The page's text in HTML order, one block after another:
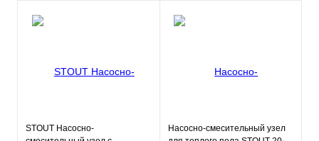
STOUT Насосно-
Насосно-смесительный узел